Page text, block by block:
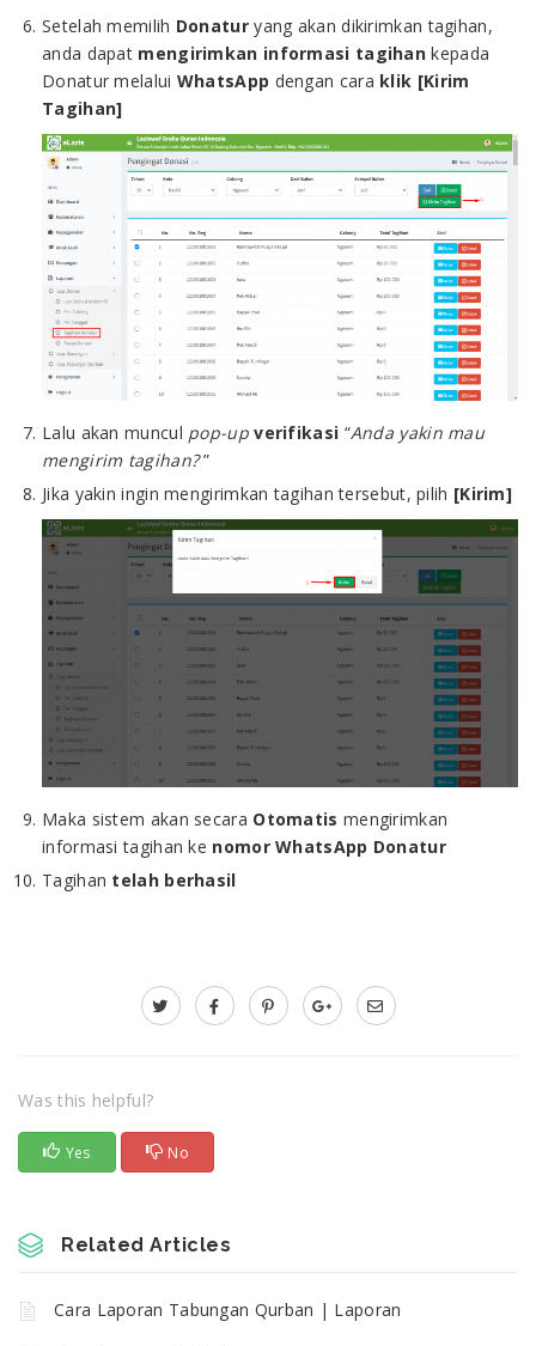
Setelah memilih Donaturyang akan dikirimkan tagihan,
anda dapat mengirimkan informasi tagihan kepada
Donatur melalui WhatsApp dengan cara klik [Kirim
Tagihan]
Lalu akan muncul pop-upverifikasi “Anda yakin mau
mengirim tagihan?”
Jika yakin ingin mengirimkan tagihan tersebut, pilih [Kirim]
Maka sistem akan secara Otomatis mengirimkan
informasi tagihan ke nomor WhatsApp Donatur
Tagihan telah berhasil
Was this helpful?
Yes No
Related Articles
Cara Laporan Tabungan Qurban | Laporan